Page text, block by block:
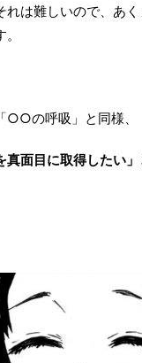
れは難しいので、あ
○○の呼吸」と同様、
面目に取得したい